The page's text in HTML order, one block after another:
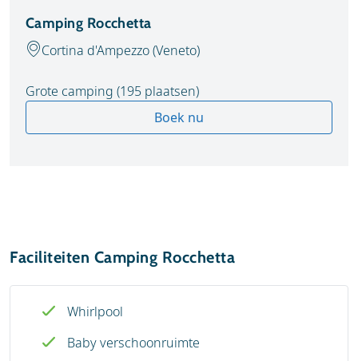
Camping Rocchetta
Cortina d'Ampezzo (Veneto)
Grote camping (195 plaatsen)
Boek nu
Faciliteiten Camping Rocchetta
Whirlpool
Baby verschoonruimte